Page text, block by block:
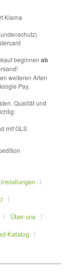
beginnen ab
weiteren Arten
Pay.
Qualität und
Über uns
Katalog